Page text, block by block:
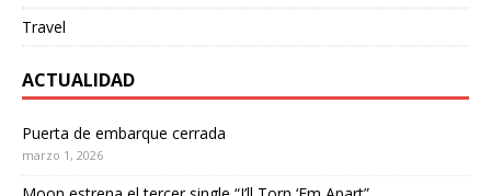
Travel
ACTUALIDAD
Puerta de embarque cerrada
marzo 1, 2026